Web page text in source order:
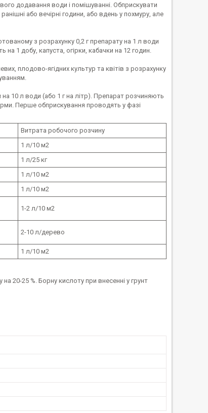
додавання води і помішуванні. Обприскувати
або вечірні години, або вдень у похмуру, але
з розрахунку 0,2 г препарату на 1 л води
на 1 добу, капуста, огірки, кабачки на 12 годин.
плодово-ягідних культур та квітів з розрахунку
10 л води (або 1 г на літр). Препарат розчиняють
Перше обприскування проводять у фазі
Витрата робочого розчину
1 л/10 м2
1 л/25 кг
1 л/10 м2
1 л/10 м2
1-2 л/10 м2
2-10 л/дерево
1 л/10 м2
20-25 %. Борну кислоту при внесенні у грунт